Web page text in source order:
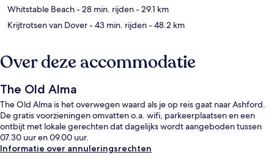
Whitstable Beach- 28 min. rijden- 29.1 km
Krijtrotsen van Dover- 43 min. rijden- 48.2 km
Over deze accommodatie
The Old Alma
The Old Alma is het overwegen waard als je op reis gaat naar Ashford.
De gratis voorzieningen omvatten o.a. wifi, parkeerplaatsen en een
ontbijt met lokale gerechten dat dagelijks wordt aangeboden tussen
07.30 uur en 09.00 uur.
Informatie over annuleringsrechten